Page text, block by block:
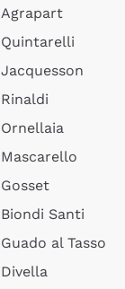
Agrapart
Quintarelli
Jacquesson
Rinaldi
Ornellaia
Mascarello
Gosset
Biondi Santi
Guado al Tasso
Divella